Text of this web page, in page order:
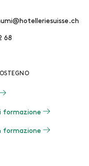
68
formazione
formazione